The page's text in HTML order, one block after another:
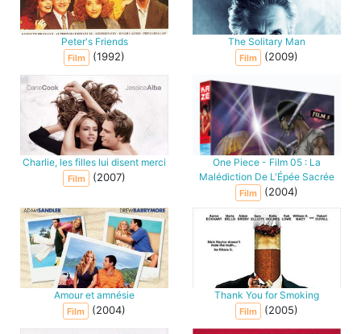
Peter's Friends
Film (1992)
The Solitary Man
Film (2009)
Charlie, les filles lui disent merci
Film (2007)
One Piece - Film 05 : La
Malédiction De L'Épée Sacrée
Film (2004)
Amour et amnésie
Film (2004)
Thank You for Smoking
Film (2005)